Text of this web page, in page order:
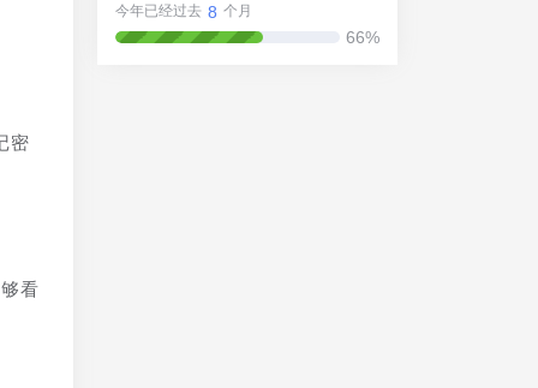
密
看
今年已经过去 8 个月
66%